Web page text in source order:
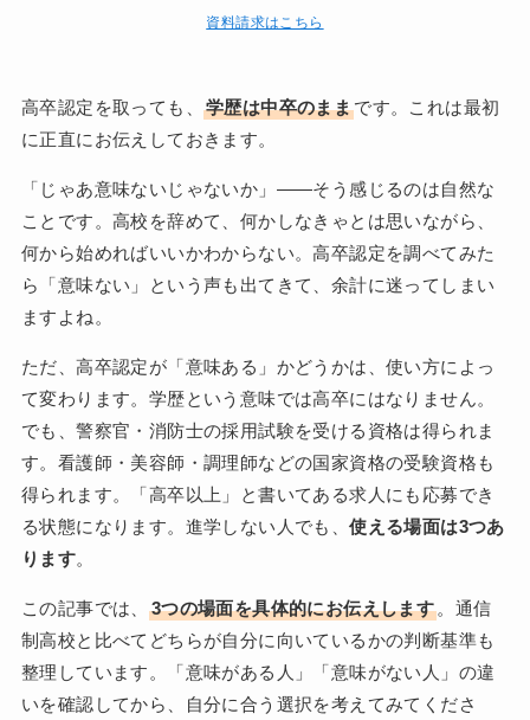
資料請求はこちら
高卒認定を取っても、 学歴は中卒のままです。これは最初
に正直にお伝えしておきます。
「じゃあ意味ないじゃないか」——そう感じるのは自然な
ことです。高校を辞めて、何かしなきゃとは思いながら、
何から始めればいいかわからない。高卒認定を調べてみた
ら「意味ない」という声も出てきて、余計に迷ってしまい
ますよね。
ただ、高卒認定が「意味ある」かどうかは、使い方によっ
て変わります。学歴という意味では高卒にはなりません。
でも、警察官・消防士の採用試験を受ける資格は得られま
す。看護師・美容師・調理師などの国家資格の受験資格も
得られます。「高卒以上」と書いてある求人にも応募でき
る状態になります。進学しない人でも、使える場面は3つあ
ります。
この記事では、 3つの場面を具体的にお伝えします 。通信
制高校と比べてどちらが自分に向いているかの判断基準も
整理しています。「意味がある人」「意味がない人」の違
いを確認してから、自分に合う選択を考えてみてくださ